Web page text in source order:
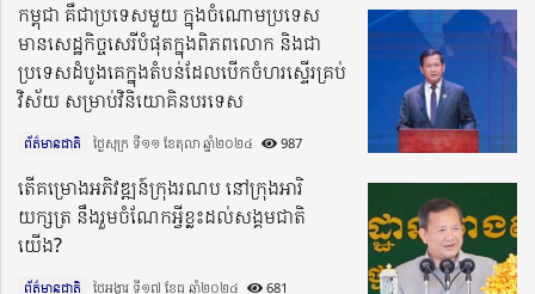
កម្ពុជា គឺជាប្រទេសមួយ ក្នុងចំណោមប្រទេស
មានសេដ្ឋកិច្ចសេរីបំផុតក្នុងពិភពលោក និងជា
ប្រទេសដំបូងគេក្នុងតំបន់ដែលបើកចំហរស្ទើរគ្រប់
វិស័យ សម្រាប់វិនិយោគិនបរទេស
ព័ត៌មានជាតិ ថ្ងៃសុក្រ ទី១១ ខែតុលា ឆ្នាំ២០២៤​ 987
តើគម្រោងអភិវឌ្ឍន៍ក្រុងរណប នៅក្រុងអារិ
យក្សត្រ នឹងរួមចំណែកអ្វីខ្លះដល់សង្គមជាតិ
យើង?
ព័ត៌មានជាតិ ថ្ងៃអង្គារ ទី១៧ ខែធ្នូ ឆ្នាំ២០២៤​ 681